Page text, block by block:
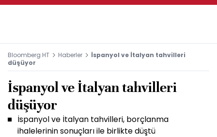
Bloomberg HT Haberler
İspanyol ve İtalyan tahvilleri
düşüyor
İspanyol ve İtalyan tahvilleri
düşüyor
İspanyol ve İtalyan tahvilleri, borçlanma
ihalelerinin sonuçları ile birlikte düştü